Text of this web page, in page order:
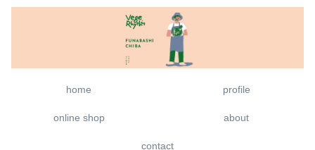
home profile
online shop about
contact